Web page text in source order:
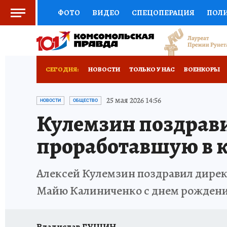
ФОТО ВИДЕО СПЕЦОПЕРАЦИЯ
СОЦПОДДЕРЖКА НАУКА СПОРТ
ГИД ПОТРЕБИТЕЛЯ РАДИО КП
СЕГОДНЯ: НОВОСТИ ТОЛЬКО У НАС ВОЕНКОРЫ
НОВОРОССИЯ АФИША
НОВОСТИ ОБЩЕСТВО 25 мая 2026 14:56
Кулемзин
проработавшую в
Алексей Кулемзин поздравил
Майю Калиниченко с днем